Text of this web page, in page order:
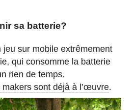
sa batterie?
jeu sur mobile extrêmement
qui consomme la batterie
rien de temps.
makers sont déjà à l’œuvre.